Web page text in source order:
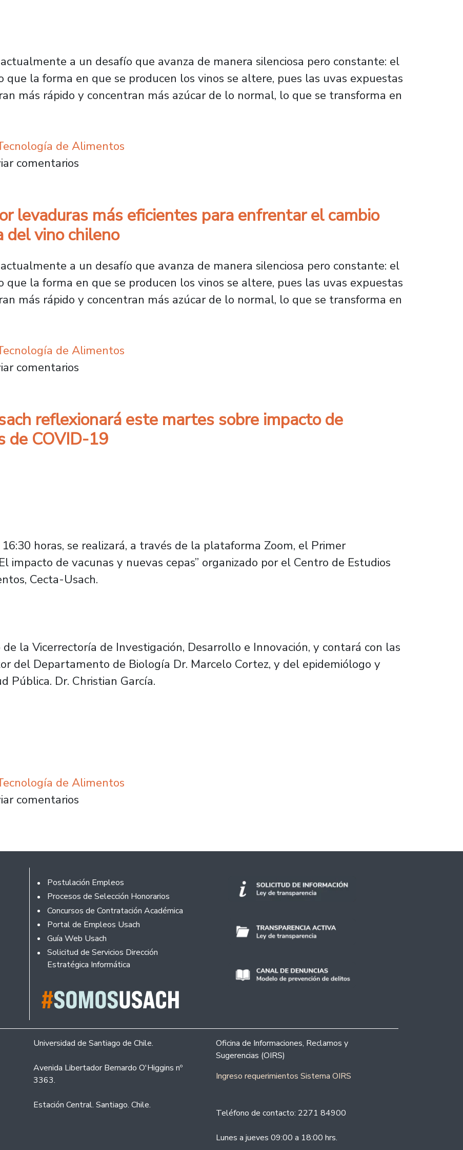
a un desafío que avanza de manera silenciosa pero constante: el
que la forma en que se producen los vinos se altere, pues las uvas expuestas
más rápido y concentran más azúcar de lo normal, lo que se transforma en
de Alimentos
por levaduras más eficientes para enfrentar el cambio climático en la industria del
comentarios
levaduras más eficientes para enfrentar el cambio
del vino chileno
a un desafío que avanza de manera silenciosa pero constante: el
que la forma en que se producen los vinos se altere, pues las uvas expuestas
más rápido y concentran más azúcar de lo normal, lo que se transforma en
de Alimentos
por levaduras más eficientes para enfrentar el cambio climático en la industria del
comentarios
reflexionará este martes sobre impacto de
de COVID-19
horas, se realizará, a través de la plataforma Zoom, el Primer
impacto de vacunas y nuevas cepas” organizado por el Centro de Estudios
Cecta-Usach.
la Vicerrectoría de Investigación, Desarrollo e Innovación, y contará con las
del Departamento de Biología Dr. Marcelo Cortez, y del epidemiólogo y
Pública. Dr. Christian García.
de Alimentos
Usach reflexionará este martes sobre impacto de vacunas y nuevas cepas de COVID-
comentarios
Footer
Postulación Empleos
Procesos de Selección Honorarios
Concursos de Contratación Académica
Portal de Empleos Usach
Guía Web Usach
Solicitud de Servicios Dirección
Estratégica Informática
Universidad de Santiago de Chile.
Avenida Libertador Bernardo O'Higgins nº
3363.
Estación Central. Santiago. Chile.
Oficina de Informaciones, Reclamos y
Sugerencias (OIRS)
Ingreso requerimientos Sistema OIRS
Teléfono de contacto: 2271 84900
Lunes a jueves 09:00 a 18:00 hrs.